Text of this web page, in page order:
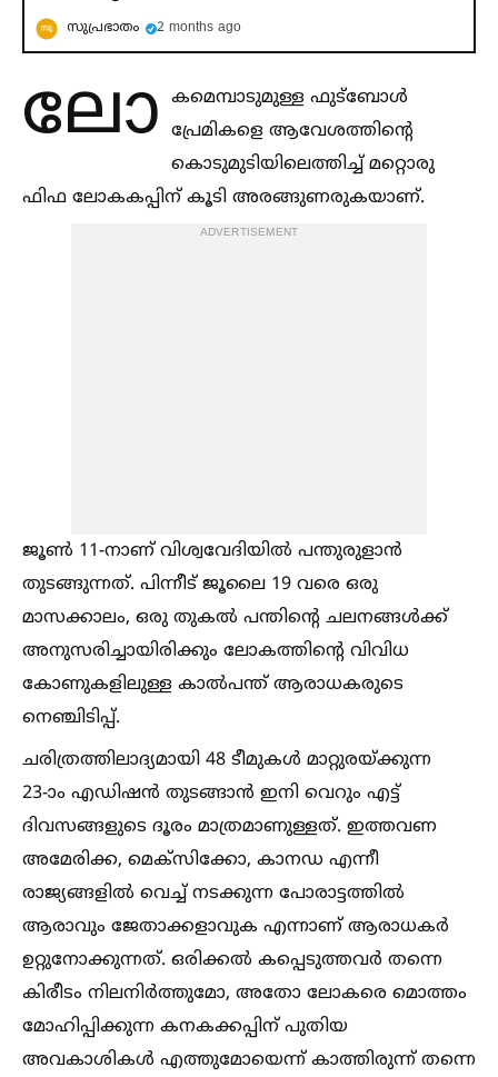
സുപ്രഭാതം 2 months ago
ലോ കമെമ്പാടുമുള്ള ഫുട്ബോള്‍
പ്രേമികളെ ആവേശത്തിന്റെ
കൊടുമുടിയിലെത്തിച്ച്‌ മറ്റൊരു
ഫിഫ ലോകകപ്പിന് കൂടി അരങ്ങുണരുകയാണ്.
ADVERTISEMENT
ജൂണ്‍ 11-നാണ് വിശ്വവേദിയില്‍ പന്തുരുളാൻ
തുടങ്ങുന്നത്. പിന്നീട് ജൂലൈ 19 വരെ ഒരു
മാസക്കാലം, ഒരു തുകല്‍ പന്തിന്റെ ചലനങ്ങള്‍ക്ക്
അനുസരിച്ചായിരിക്കും ലോകത്തിന്റെ വിവിധ
കോണുകളിലുള്ള കാല്‍പന്ത് ആരാധകരുടെ
നെഞ്ചിടിപ്പ്.
ചരിത്രത്തിലാദ്യമായി 48 ടീമുകള്‍ മാറ്റുരയ്ക്കുന്ന
23-ാം എഡിഷൻ തുടങ്ങാൻ ഇനി വെറും എട്ട്
ദിവസങ്ങളുടെ ദൂരം മാത്രമാണുള്ളത്. ഇത്തവണ
അമേരിക്ക, മെക്സിക്കോ, കാനഡ എന്നീ
രാജ്യങ്ങളില്‍ വെച്ച്‌ നടക്കുന്ന പോരാട്ടത്തില്‍
ആരാവും ജേതാക്കളാവുക എന്നാണ് ആരാധകർ
ഉറ്റുനോക്കുന്നത്. ഒരിക്കല്‍ കപ്പെടുത്തവർ തന്നെ
കിരീടം നിലനിർത്തുമോ, അതോ ലോകരെ മൊത്തം
മോഹിപ്പിക്കുന്ന കനകക്കപ്പിന് പുതിയ
അവകാശികള്‍ എത്തുമോയെന്ന് കാത്തിരുന്ന് തന്നെ